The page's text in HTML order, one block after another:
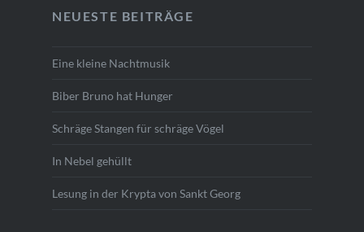
NEUESTE BEITRÄGE
Eine kleine Nachtmusik
Biber Bruno hat Hunger
Schräge Stangen für schräge Vögel
In Nebel gehüllt
Lesung in der Krypta von Sankt Georg